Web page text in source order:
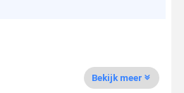
Bekijk meer